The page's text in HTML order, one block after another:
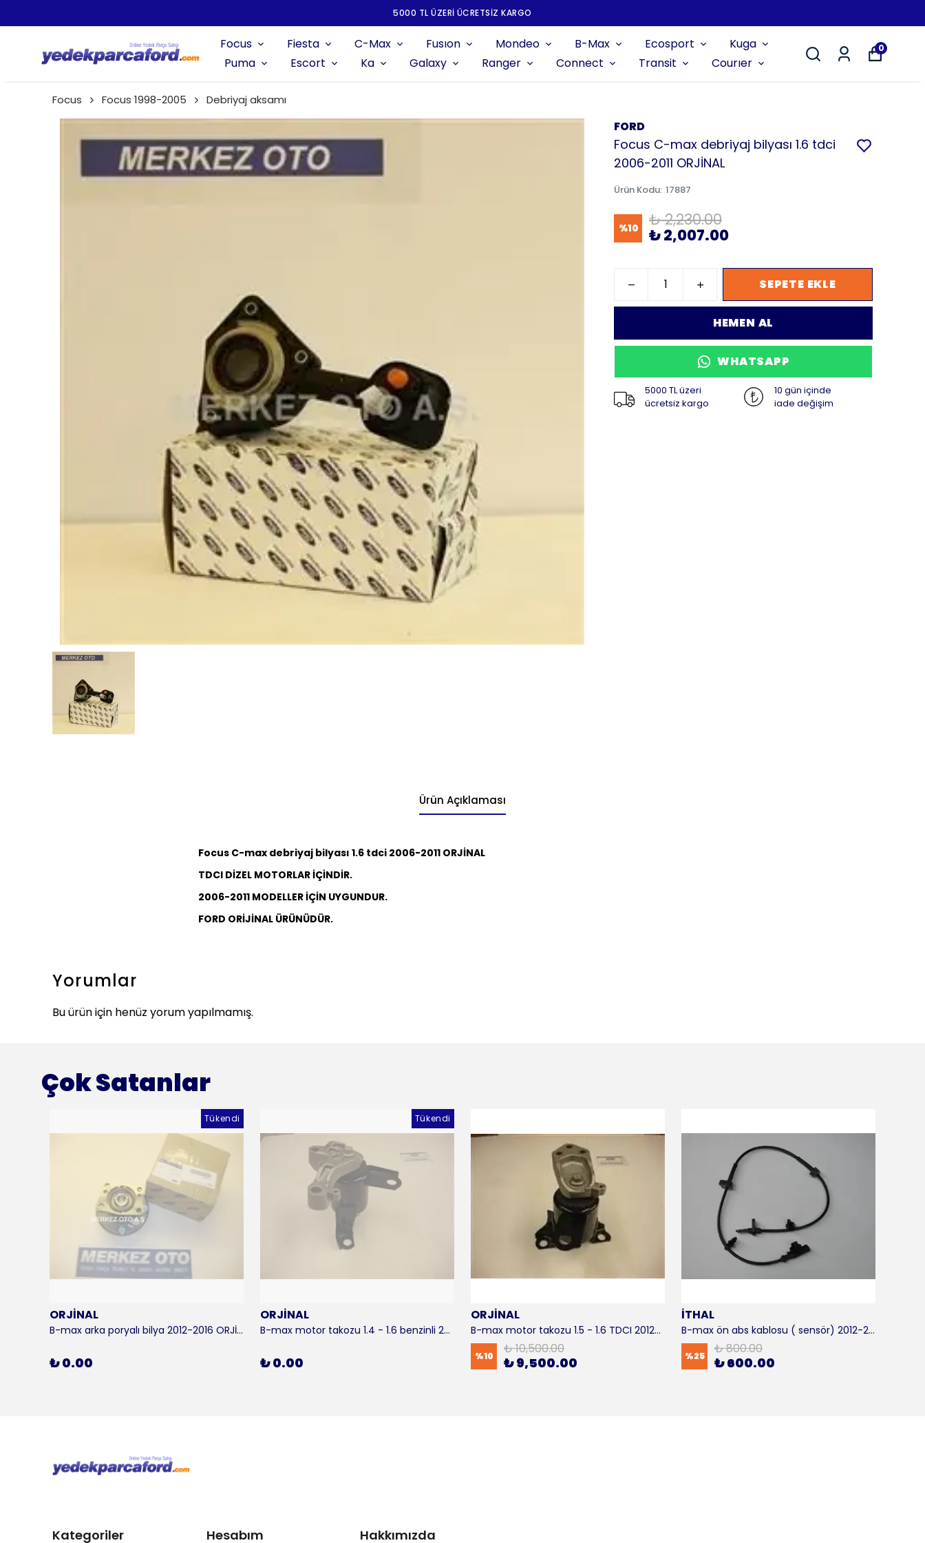
5000 TL ÜZERI ÜCRETSIZ KARGO
Focus Fiesta C-Max Fusıon Mondeo B-Max Ecosport
Kuga
Puma
Escort Ka Galaxy Ranger Connect Transit Courıer
0
Focus Focus 1998-2005 Debriyaj aksamı
FORD
Focus C-max debriyaj bilyası 1.6 tdci
2006-2011 ORJİNAL
Ürün Kodu: 17887
%10 ₺ 2,230.00
₺ 2,007.00
SEPETE EKLE
HEMEN AL
WHATSAPP
5000 TL üzeri
ücretsiz kargo
10 gün içinde
iade değişim
Ürün Açıklaması
Focus C-max debriyaj bilyası 1.6 tdci 2006-2011 ORJİNAL
TDCI DİZEL MOTORLAR İÇİNDİR.
2006-2011 MODELLER İÇİN UYGUNDUR.
FORD ORİJİNAL ÜRÜNÜDÜR.
Yorumlar
Bu ürün için henüz yorum yapılmamış.
Çok Satanlar
Tükendi
ORJİNAL
B-max arka poryalı bilya 2012-2016 ORJİNAL
₺ 0.00
Tükendi
ORJİNAL
B-max motor takozu 1.4 - 1.6 benzinli 2012-2016 ORJİNAL
₺ 0.00
ORJİNAL
B-max motor takozu 1.5 - 1.6 TDCI 2012-2016 ORJİNAL
%10 ₺ 10,500.00
₺ 9,500.00
İTHAL
B-max ön abs kablosu ( sensör) 2012-2016 ITHAL
%25 ₺ 800.00
₺ 600.00
Kategoriler Hesabım Hakkımızda